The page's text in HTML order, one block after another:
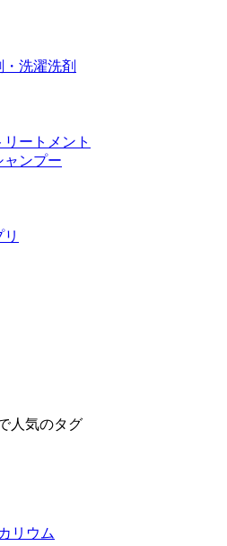
洗濯洗剤
ートメント
ャンプー
人気のタグ
リウム